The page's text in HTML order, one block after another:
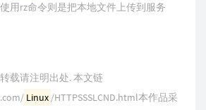
用rz命令则是把本地文件上传到服务
载请注明出处. 本文链
Linux /HTTPSSSLCND.html本作品采